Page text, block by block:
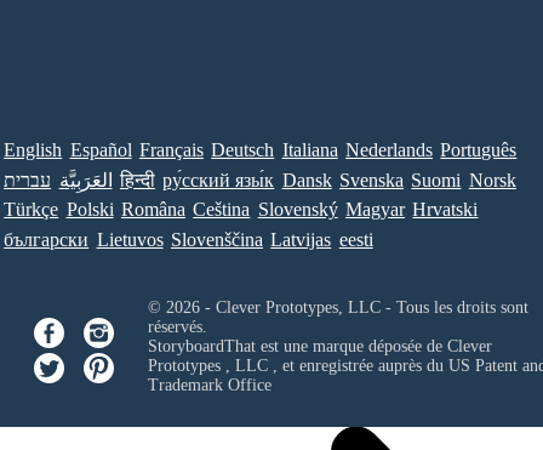
English Español Français Deutsch Italiana Nederlands Português
עברית العَرَبِيَّة हिन्दी ру́сский язы́к Dansk Svenska Suomi Norsk
Türkçe Polski Româna Ceština Slovenský Magyar Hrvatski
български Lietuvos Slovenščina Latvijas eesti
© 2026 - Clever Prototypes, LLC - Tous les droits sont
réservés.
StoryboardThat est une marque déposée de Clever
Prototypes , LLC, et enregistrée auprès du US Patent
Trademark Office